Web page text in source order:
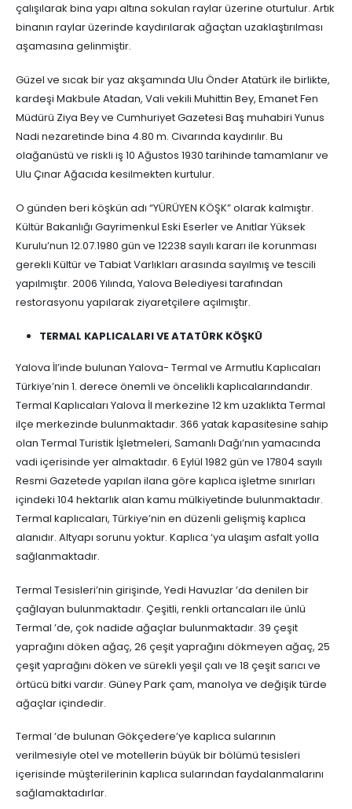
çalışılarak bina yapı altına sokulan raylar üzerine oturtulur. Artık
binanın raylar üzerinde kaydırılarak ağaçtan uzaklaştırılması
aşamasına gelinmiştir.
Güzel ve sıcak bir yaz akşamında Ulu Önder Atatürk ile birlikte,
kardeşi Makbule Atadan, Vali vekili Muhittin Bey, Emanet Fen
Müdürü Ziya Bey ve Cumhuriyet Gazetesi Baş muhabiri Yunus
Nadi nezaretinde bina 4.80 m. Civarında kaydırılır. Bu
olağanüstü ve riskli iş 10 Ağustos 1930 tarihinde tamamlanır ve
Ulu Çınar Ağacıda kesilmekten kurtulur.
O günden beri köşkün adı “YÜRÜYEN KÖŞK” olarak kalmıştır.
Kültür Bakanlığı Gayrimenkul Eski Eserler ve Anıtlar Yüksek
Kurulu’nun 12.07.1980 gün ve 12238 sayılı kararı ile korunması
gerekli Kültür ve Tabiat Varlıkları arasında sayılmış ve tescili
yapılmıştır. 2006 Yılında, Yalova Belediyesi tarafından
restorasyonu yapılarak ziyaretçilere açılmıştır.
TERMAL KAPLICALARI VE ATATÜRK KÖŞKÜ
Yalova İl’inde bulunan Yalova- Termal ve Armutlu Kaplıcaları
Türkiye’nin 1. derece önemli ve öncelikli kaplıcalarındandır.
Termal Kaplıcaları Yalova İl merkezine 12 km uzaklıkta Termal
ilçe merkezinde bulunmaktadır. 366 yatak kapasitesine sahip
olan Termal Turistik İşletmeleri, Samanlı Dağı’nın yamacında
vadi içerisinde yer almaktadır. 6 Eylül 1982 gün ve 17804 sayılı
Resmi Gazetede yapılan ilana göre kaplıca işletme sınırları
içindeki 104 hektarlık alan kamu mülkiyetinde bulunmaktadır.
Termal kaplıcaları, Türkiye’nin en düzenli gelişmiş kaplıca
alanıdır. Altyapı sorunu yoktur. Kaplıca ‘ya ulaşım asfalt yolla
sağlanmaktadır.
Termal Tesisleri’nin girişinde, Yedi Havuzlar ’da denilen bir
çağlayan bulunmaktadır. Çeşitli, renkli ortancaları ile ünlü
Termal ’de, çok nadide ağaçlar bulunmaktadır. 39 çeşit
yaprağını döken ağaç, 26 çeşit yaprağını dökmeyen ağaç, 25
çeşit yaprağını döken ve sürekli yeşil çalı ve 18 çeşit sarıcı ve
örtücü bitki vardır. Güney Park çam, manolya ve değişik türde
ağaçlar içindedir.
Termal ‘de bulunan Gökçedere’ye kaplıca sularının
verilmesiyle otel ve motellerin büyük bir bölümü tesisleri
içerisinde müşterilerinin kaplıca sularından faydalanmalarını
sağlamaktadırlar.